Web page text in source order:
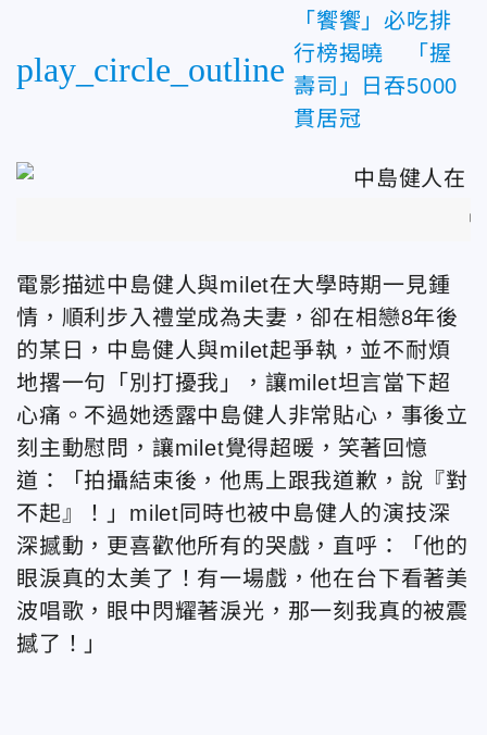
play_circle_outline
「饗饗」必吃排
行榜揭曉 「握
壽司」日吞5000
貫居冠
電影描述中島健人與milet在大學時期一見鍾
情，順利步入禮堂成為夫妻，卻在相戀8年後
的某日，中島健人與milet起爭執，並不耐煩
地撂一句「別打擾我」，讓milet坦言當下超
心痛。不過她透露中島健人非常貼心，事後立
刻主動慰問，讓milet覺得超暖，笑著回憶
道：「拍攝結束後，他馬上跟我道歉，說『對
不起』！」milet同時也被中島健人的演技深
深撼動，更喜歡他所有的哭戲，直呼：「他的
眼淚真的太美了！有一場戲，他在台下看著美
波唱歌，眼中閃耀著淚光，那一刻我真的被震
撼了！」